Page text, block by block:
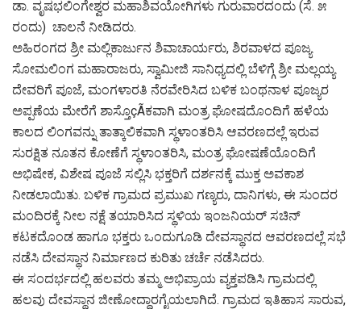
ಡಾ. ವೃಷಭಲಿಂಗೇಶ್ವರ ಮಹಾಶಿವಯೋಗಿಗಳು ಗುರುವಾರದಂದು (ಸೆ. ೫
ರಂದು) ಚಾಲನೆ ನೀಡಿದರು.
ಅಹಿರಂಗದ ಶ್ರೀ ಮಲ್ಲಿಕಾರ್ಜುನ ಶಿವಾಚಾರ್ಯರು, ಶಿರವಾಳದ ಪೂಜ್ಯ
ಸೋಮಲಿಂಗ ಮಹಾರಾಜರು, ಸ್ವಾಮೀಜಿ ಸಾನಿಧ್ಯದಲ್ಲಿ ಬೆಳಿಗ್ಗೆ ಶ್ರೀ ಮಲ್ಲಯ್ಯ
ದೇವರಿಗೆ ಪೂಜೆ, ಮಂಗಳಾರತಿ ನೆರವೇರಿಸಿದ ಬಳಿಕ ಬಂಥನಾಳ ಪೂಜ್ಯರ
ಅಪ್ಪಣೆಯ ಮೇರೆಗೆ ಶಾಸ್ತೊçÃಕವಾಗಿ ಮಂತ್ರ ಘೋಷದೊಂದಿಗೆ ಹಳೆಯ
ಕಾಲದ ಲಿಂಗವನ್ನು ತಾತ್ಕಾಲಿಕವಾಗಿ ಸ್ಥಳಾಂತರಿಸಿ ಆವರಣದಲ್ಲೆ ಇರುವ
ಸುರಕ್ಷಿತ ನೂತನ ಕೋಣೆಗೆ ಸ್ಥಳಾಂತರಿಸಿ, ಮಂತ್ರ ಘೋಷಣೆಯೊಂದಿಗೆ
ಅಭಿಷೇಕ, ವಿಶೇಷ ಪೂಜೆ ಸಲ್ಲಿಸಿ ಭಕ್ತರಿಗೆ ದರ್ಶನಕ್ಕೆ ಮುಕ್ತ ಅವಕಾಶ
ನೀಡಲಾಯಿತು. ಬಳಿಕ ಗ್ರಾಮದ ಪ್ರಮುಖ ಗಣ್ಯರು, ದಾನಿಗಳು, ಈ ಸುಂದರ
ಮಂದಿರಕ್ಕೆ ನೀಲ ನಕ್ಷೆ ತಯಾರಿಸಿದ ಸ್ಥಳಿಯ ಇಂಜನಿಯರ್ ಸಚಿನ್
ಕಟಕದೊಂಡ ಹಾಗೂ ಭಕ್ತರು ಒಂದುಗೂಡಿ ದೇವಸ್ಥಾನದ ಆವರಣದಲ್ಲೆ ಸಭೆ
ನಡೆಸಿ ದೇವಸ್ಥಾನ ನಿರ್ಮಾಣದ ಕುರಿತು ಚರ್ಚೆ ನಡೆಸಿದರು.
ಈ ಸಂದರ್ಭದಲ್ಲಿ ಹಲವರು ತಮ್ಮ ಅಭಿಪ್ರಾಯ ವ್ಯಕ್ತಪಡಿಸಿ ಗ್ರಾಮದಲ್ಲಿ
ಹಲವು ದೇವಸ್ಥಾನ ಜೀಣೋದ್ಧಾರಗೈಯಲಾಗಿದೆ. ಗ್ರಾಮದ ಇತಿಹಾಸ ಸಾರುವ,